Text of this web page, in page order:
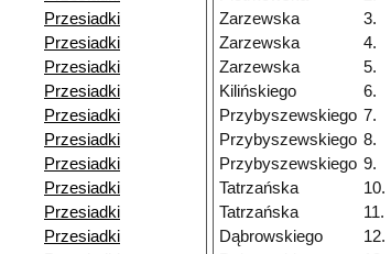
Przesiadki
Przesiadki
Przesiadki
Przesiadki
Przesiadki
Przesiadki
Przesiadki
Przesiadki
Przesiadki
Przesiadki
Zarzewska
3.
Zarzewska
4.
Zarzewska
5.
Kilińskiego
6.
Przybyszewskiego 7.
Przybyszewskiego 8.
Przybyszewskiego 9.
Tatrzańska
10.
Tatrzańska
11.
Dąbrowskiego
12.